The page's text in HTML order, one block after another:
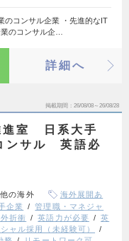
のコンサル企業 ・先進的なIT
のコンサル企…
詳細へ
掲載期間 26/08/08～26/08/28
進室 日系大手
ンサル 英語必
の海外
海外展開あ
企業
管理職・マネジャ
折衝 英語力が必要
英
ャル採用（未経験可）